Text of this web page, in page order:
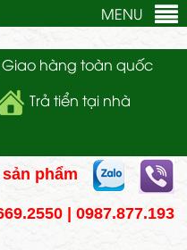
Giao hàng toàn quốc
Trả tiển tại nhà
sản phẩm
| 0987.877.193
MENU